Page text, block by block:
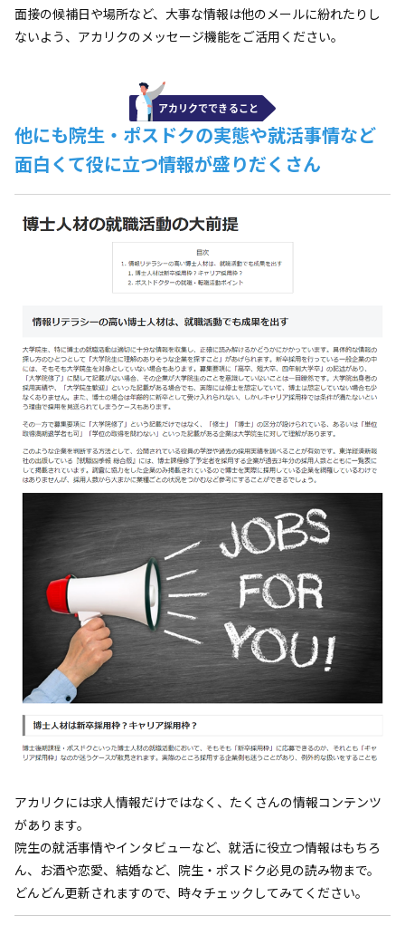
面接の候補日や場所など、大事な情報は他のメールに紛れたりし
ないよう、アカリクのメッセージ機能をご活用ください。
他にも院生・ポスドクの実態や就活事情など
面白くて役に立つ情報が盛りだくさん
アカリクには求人情報だけではなく、たくさんの情報コンテンツ
があります。
院生の就活事情やインタビューなど、就活に役立つ情報はもちろ
ん、お酒や恋愛、結婚など、院生・ポスドク必見の読み物まで。
どんどん更新されますので、時々チェックしてみてください。